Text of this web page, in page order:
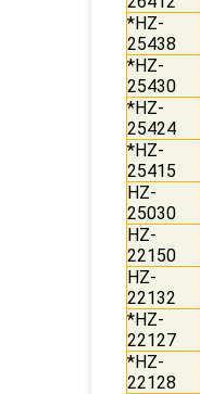
*HZ-
25438
*HZ-
25430
*HZ-
25424
*HZ-
25415
HZ-
25030
HZ-
22150
HZ-
22132
*HZ-
22127
*HZ-
22128